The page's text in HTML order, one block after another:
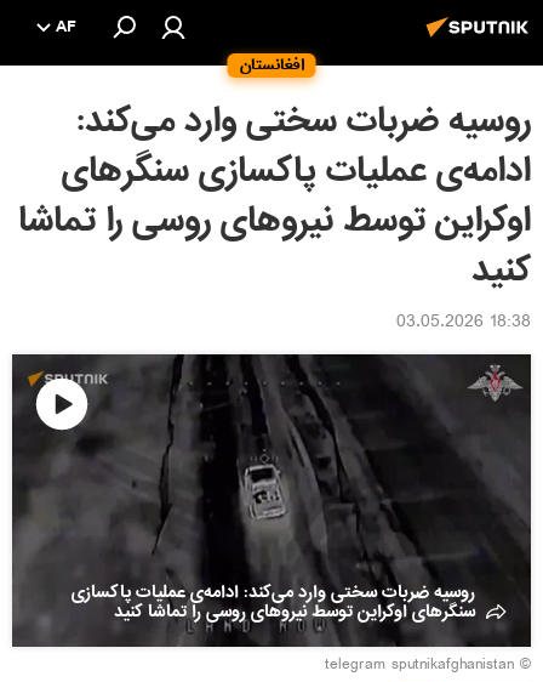
افغانستان
AF
روسیه ضربات سختی وارد می‌کند:
ادامه‌ی عملیات پاکسازی سنگرهای
اوکراین توسط نیروهای روسی را تماشا
کنید
18:38 03.05.2026
پخش
روسیه ضربات سختی وارد می‌کند: ادامه‌ی عملیات پاکسازی
سنگرهای اوکراین توسط نیروهای روسی را تماشا کنید
© telegram sputnikafghanistan